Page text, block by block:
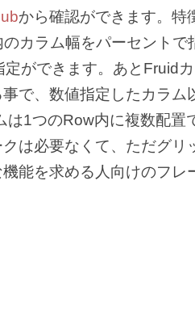
から確認ができます。特
カラム幅をパーセント
ができます。あとFruid
で、数値指定したカラム
は1つのRow内に複数配置
は必要なくて、ただグリ
能を求める人向けのフレ